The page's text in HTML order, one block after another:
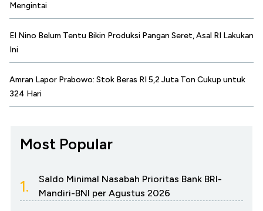
Mengintai
El Nino Belum Tentu Bikin Produksi Pangan Seret, Asal RI Lakukan
Ini
Amran Lapor Prabowo: Stok Beras RI 5,2 Juta Ton Cukup untuk
324 Hari
Most Popular
1.
Saldo Minimal Nasabah Prioritas Bank BRI-
Mandiri-BNI per Agustus 2026